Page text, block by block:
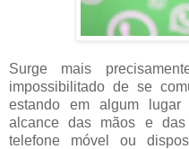
Surge mais
impossibilitado de se
estando em algum
alcance das mãos e
telefone móvel ou